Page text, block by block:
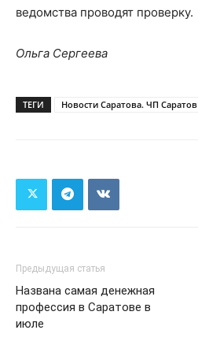
ведомства проводят проверку.
Ольга Сергеева
ТЕГИ Новости Саратова. ЧП Саратов
Предыдущая статья
Названа самая денежная
профессия в Саратове в
июле